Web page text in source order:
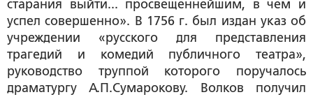
старания выйти... просвещеннейшим, в чем и
успел совершенно». В 1756 г. был издан указ об
учреждении «русского для представления
трагедий и комедий публичного театра»,
руководство труппой которого поручалось
драматургу А.П.Сумарокову. Волков получил